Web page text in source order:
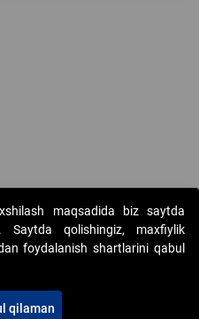
auksionlarni tashkil etish"
maqsadida biz saytda
Saytda qolishingiz, maxfiylik
foydalanish shartlarini qabul
qilaman